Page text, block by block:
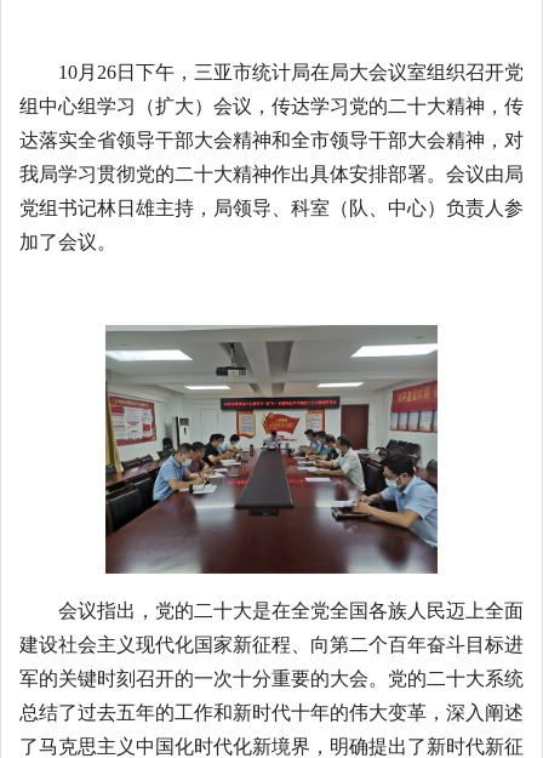
10月 26日 下午 ，三亚市统计局在局大会议室组织召开党
组中心组学习（扩大）会议，传达学习党的二十大精神，传
达落实全省领导干部大会精神和全市领导干部大会精神，对
我局学习贯彻党的二十大精神作出具体安排部署。会议由局
党组书记林日雄主持， 局领导、科室（队、中心）负责人参
加了会议。
会议指出， 党的二十大是在全党全国各族人民迈上全面
建设社会主义现代化国家新征程、向第二个百年奋斗目标进
军的关键时刻召开的一次十分重要的大会。 党的二十大系统
总结了过去五年的工作和新时代十年的伟大变革，深入阐述
了马克思主义中国化时代化新境界，明确提出了新时代新征